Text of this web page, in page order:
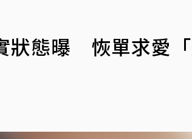
狀態曝 恢單求愛